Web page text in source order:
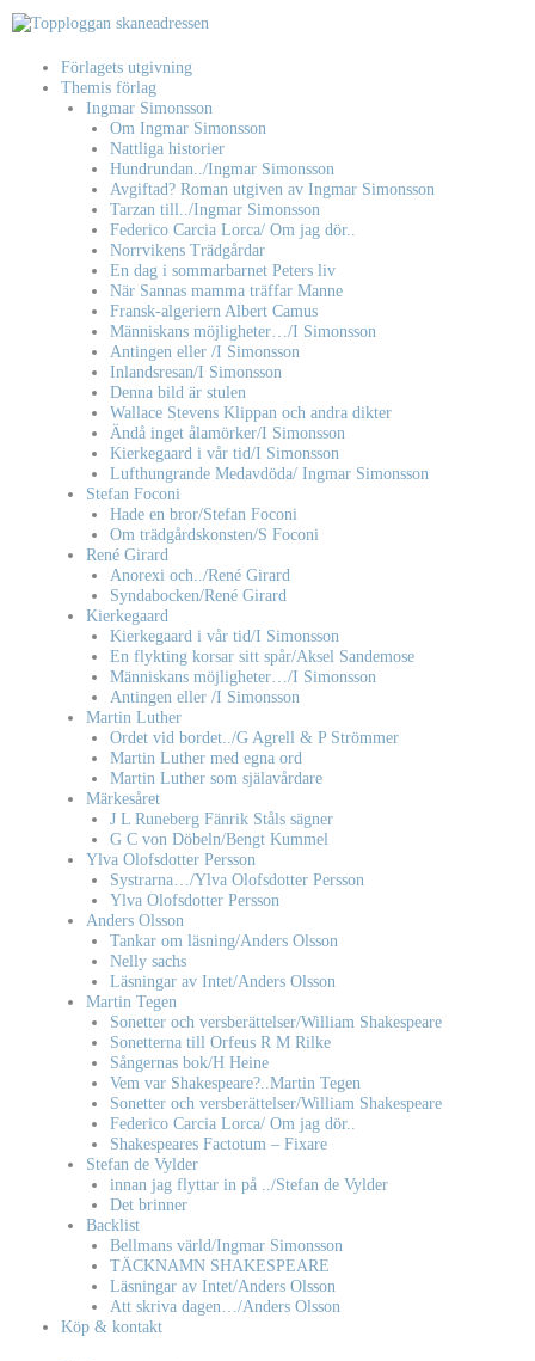
Hoppa
till
Förlagets utgivning
Themis förlag
Ingmar Simonsson
Om Ingmar Simonsson
Nattliga historier
Hundrundan../Ingmar Simonsson
Avgiftad? Roman utgiven av Ingmar Simonsson
Tarzan till../Ingmar Simonsson
Federico Carcia Lorca/ Om jag dör..
Norrvikens Trädgårdar
En dag i sommarbarnet Peters liv
När Sannas mamma träffar Manne
Fransk-algeriern Albert Camus
Människans möjligheter…/I Simonsson
Antingen eller /I Simonsson
Inlandsresan/I Simonsson
Denna bild är stulen
Wallace Stevens Klippan och andra dikter
Ändå inget ålamörker/I Simonsson
Kierkegaard i vår tid/I Simonsson
Lufthungrande Medavdöda/ Ingmar Simonsson
Stefan Foconi
Hade en bror/Stefan Foconi
Om trädgårdskonsten/S Foconi
René Girard
Anorexi och../René Girard
Syndabocken/René Girard
Kierkegaard
Kierkegaard i vår tid/I Simonsson
En flykting korsar sitt spår/Aksel Sandemose
Människans möjligheter…/I Simonsson
Antingen eller /I Simonsson
Martin Luther
Ordet vid bordet../G Agrell & P Strömmer
Martin Luther med egna ord
Martin Luther som själavårdare
Märkesåret
J L Runeberg Fänrik Ståls sägner
G C von Döbeln/Bengt Kummel
Ylva Olofsdotter Persson
Systrarna…/Ylva Olofsdotter Persson
Ylva Olofsdotter Persson
Anders Olsson
Tankar om läsning/Anders Olsson
Nelly sachs
Läsningar av Intet/Anders Olsson
Martin Tegen
Sonetter och versberättelser/William Shakespeare
Sonetterna till Orfeus R M Rilke
Sångernas bok/H Heine
Vem var Shakespeare?..Martin Tegen
Sonetter och versberättelser/William Shakespeare
Federico Carcia Lorca/ Om jag dör..
Shakespeares Factotum – Fixare
Stefan de Vylder
innan jag flyttar in på ../Stefan de Vylder
Det brinner
Backlist
Bellmans värld/Ingmar Simonsson
TÄCKNAMN SHAKESPEARE
Läsningar av Intet/Anders Olsson
Att skriva dagen…/Anders Olsson
Köp & kontakt